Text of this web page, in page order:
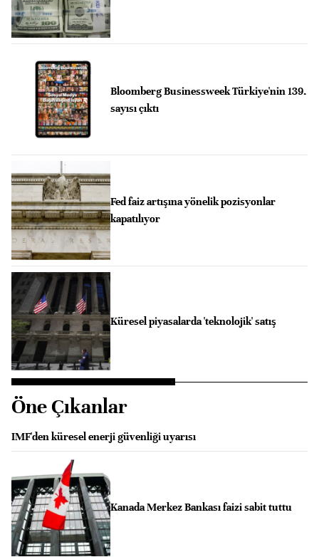
Bloomberg Businessweek Türkiye'nin 139.
sayısı çıktı
Fed faiz artışına yönelik pozisyonlar
kapatılıyor
Küresel piyasalarda 'teknolojik' satış
Öne Çıkanlar
IMF'den küresel enerji güvenliği uyarısı
Kanada Merkez Bankası faizi sabit tuttu